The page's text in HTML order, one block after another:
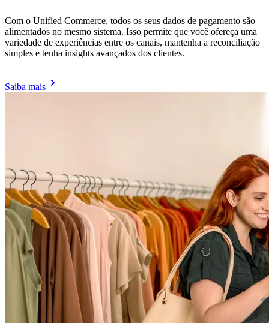
Com o Unified Commerce, todos os seus dados de pagamento são
alimentados no mesmo sistema. Isso permite que você ofereça uma
variedade de experiências entre os canais, mantenha a reconciliação
simples e tenha insights avançados dos clientes.
Saiba mais